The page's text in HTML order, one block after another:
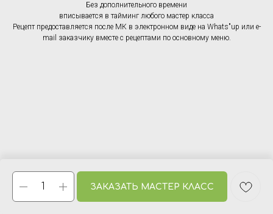
ЗАКАЗАТЬ МАСТЕР КЛАСС
Без дополнительного времени
вписывается в тайминг любого мастер класса
Рецепт предоставляется после МК в электронном виде на Whats"up или e-
mail заказчику вместе с рецептами по основному меню.